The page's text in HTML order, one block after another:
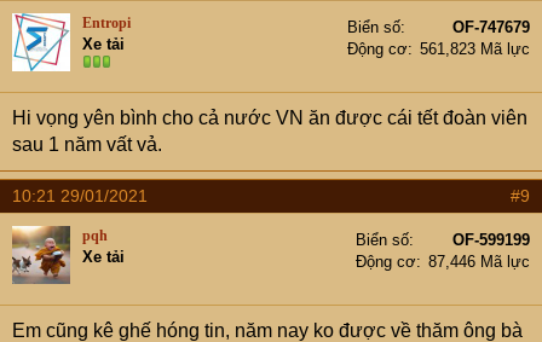
t
i
o
n
s
:
Entropi
Xe tải
Biển số
OF-747679
Động cơ
561,823 Mã lực
Hi vọng yên bình cho cả nước VN ăn được cái tết đoàn viên
sau 1 năm vất vả.
10:21 29/01/2021 #9
pqh
Xe tải
Biển số
OF-599199
Động cơ
87,446 Mã lực
Em cũng kê ghế hóng tin, năm nay ko được về thăm ông bà